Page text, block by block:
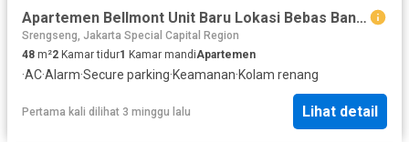
Apartemen Bellmont Unit Baru Lokasi Bebas Banjir di Kebon Jeruk Jakart
Srengseng, Jakarta Special Capital Region
48 m²2 Kamar tidur1 Kamar mandiApartemen
·AC·Alarm·Secure parking·Keamanan·Kolam renang
Pertama kali dilihat 3 minggu lalu Lihat detail